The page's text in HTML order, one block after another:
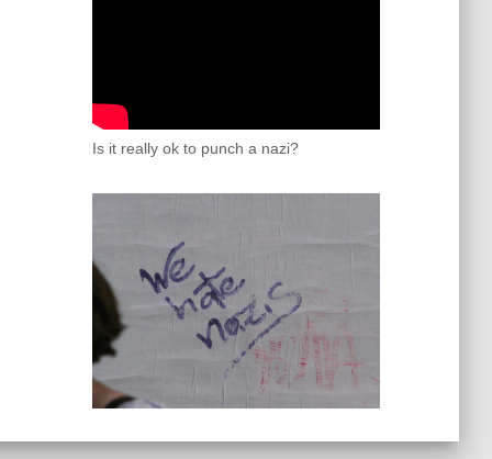
Is it really ok to punch a nazi?